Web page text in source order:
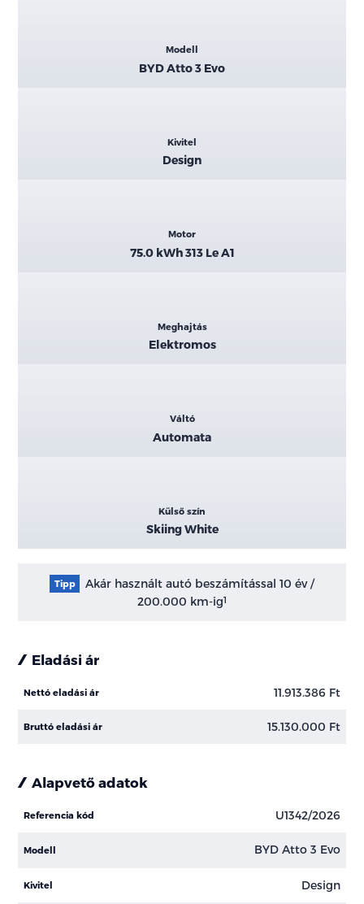
Modell
BYD Atto 3 Evo
Kivitel
Design
Motor
75.0 kWh 313 Le A1
Meghajtás
Elektromos
Váltó
Automata
Külső szín
Skiing White
Tipp
Akár használt autó beszámítással 10 év /
200.000 km-ig1
Eladási ár
Nettó eladási ár 11.913.386 Ft
Bruttó eladási ár 15.130.000 Ft
Alapvető adatok
Referencia kód U1342/2026
Modell BYD Atto 3 Evo
Kivitel Design